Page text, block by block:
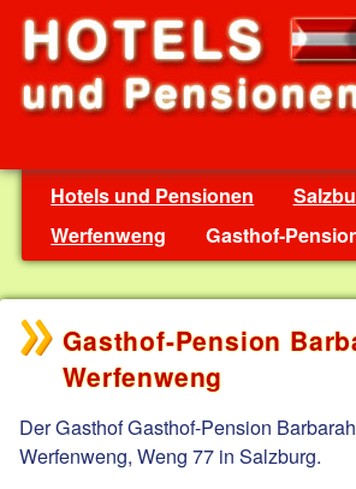
Hotels und Pensionen
Werfenweng
Gasthof-
Gasthof-Pension
Werfenweng
Der Gasthof Gasthof-Pension
Werfenweng, Weng 77 in Salzburg.